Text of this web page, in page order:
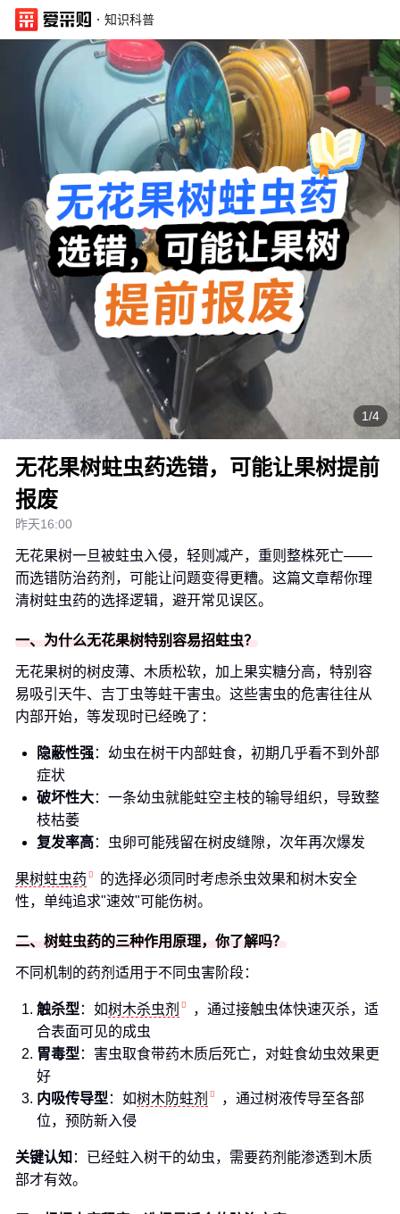
· 知识科普
1/4
无花果树蛀虫药选错，可能让果树提前
报废
昨天16:00
无花果树一旦被蛀虫入侵，轻则减产，重则整株死亡——
而选错防治药剂，可能让问题变得更糟。这篇文章帮你理
清树蛀虫药的选择逻辑，避开常见误区。
一、为什么无花果树特别容易招蛀虫？
无花果树的树皮薄、木质松软，加上果实糖分高，特别容
易吸引天牛、吉丁虫等蛀干害虫。这些害虫的危害往往从
内部开始，等发现时已经晚了：
隐蔽性强：幼虫在树干内部蛀食，初期几乎看不到外部
症状
破坏性大：一条幼虫就能蛀空主枝的输导组织，导致整
枝枯萎
复发率高：虫卵可能残留在树皮缝隙，次年再次爆发
果树蛀虫药
的选择必须同时考虑杀虫效果和树木安全
性，单纯追求"速效"可能伤树。
二、树蛀虫药的三种作用原理，你了解吗？
不同机制的药剂适用于不同虫害阶段：
触杀型 ：如树木杀虫剂
，通过接触虫体快速灭杀，适
合表面可见的成虫
胃毒型 ：害虫取食带药木质后死亡，对蛀食幼虫效果更
好
内吸传导型 ：如树木防蛀剂
，通过树液传导至各部
位，预防新入侵
关键认知 ：已经蛀入树干的幼虫，需要药剂能渗透到木质
部才有效。